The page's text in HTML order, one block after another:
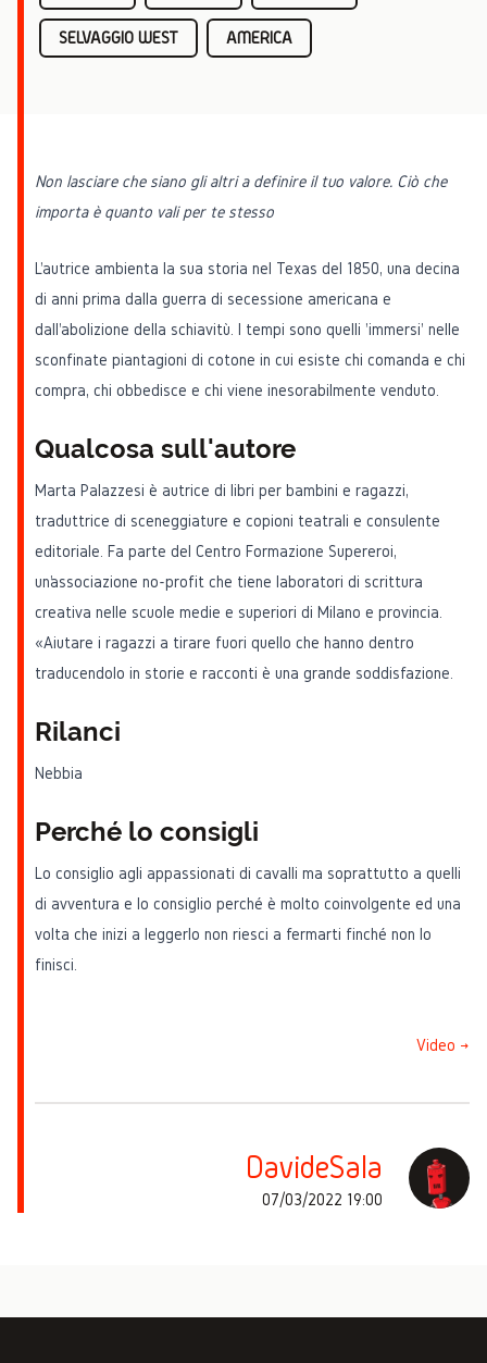
SELVAGGIO WEST AMERICA
Video →
DavideSala
07/03/2022 19:00
Non lasciare che siano gli altri a definire il tuo valore. Ciò che
importa è quanto vali per te stesso
L'autrice ambienta la sua storia nel Texas del 1850, una decina
di anni prima dalla guerra di secessione americana e
dall'abolizione della schiavitù. I tempi sono quelli 'immersi' nelle
sconfinate piantagioni di cotone in cui esiste chi comanda e chi
compra, chi obbedisce e chi viene inesorabilmente venduto.
Qualcosa sull'autore
Marta Palazzesi è autrice di libri per bambini e ragazzi,
traduttrice di sceneggiature e copioni teatrali e consulente
editoriale. Fa parte del Centro Formazione Supereroi,
un’associazione no-profit che tiene laboratori di scrittura
creativa nelle scuole medie e superiori di Milano e provincia.
«Aiutare i ragazzi a tirare fuori quello che hanno dentro
traducendolo in storie e racconti è una grande soddisfazione.
Rilanci
Nebbia
Perché lo consigli
Lo consiglio agli appassionati di cavalli ma soprattutto a quelli
di avventura e lo consiglio perché è molto coinvolgente ed una
volta che inizi a leggerlo non riesci a fermarti finché non lo
finisci.